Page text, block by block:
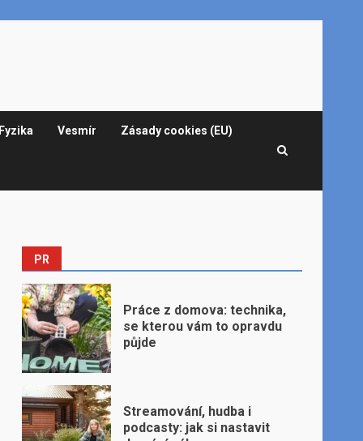
Fyzika Vesmír Zásady cookies (EU)
PR
Práce z domova: technika,
se kterou vám to opravdu
půjde
Streamování, hudba i
podcasty: jak si nastavit